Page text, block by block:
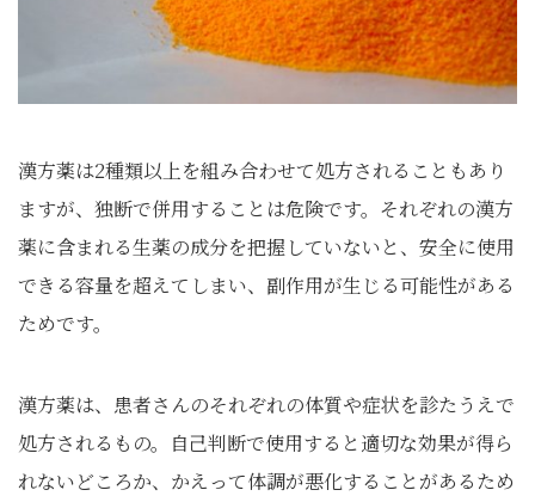
漢方薬は2種類以上を組み合わせて処方されることもあり
ますが、独断で併用することは危険です。それぞれの漢方
薬に含まれる生薬の成分を把握していないと、安全に使用
できる容量を超えてしまい、副作用が生じる可能性がある
ためです。
漢方薬は、患者さんのそれぞれの体質や症状を診たうえで
処方されるもの。自己判断で使用すると適切な効果が得ら
れないどころか、かえって体調が悪化することがあるため